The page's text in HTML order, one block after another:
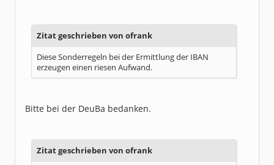
Zitat geschrieben von ofrank
Diese Sonderregeln bei der Ermittlung der IBAN
erzeugen einen riesen Aufwand.
Bitte bei der DeuBa bedanken.
Zitat geschrieben von ofrank